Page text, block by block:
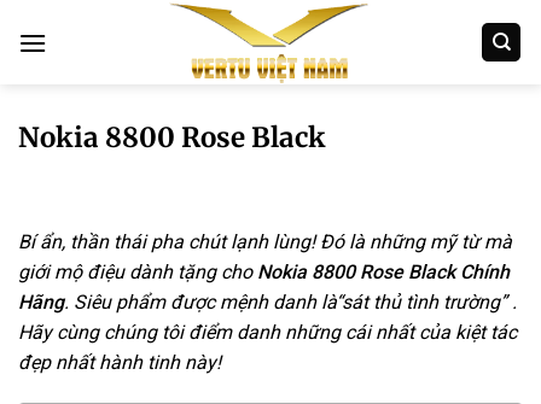
qua
Nokia 8800 Rose Black
Bí ẩn, thần thái pha chút lạnh lùng! Đó là nhữngmỹ từ mà
giới mộ điệu dành tặng cho Nokia 8800 Rose Black Chính
Hãng. Siêu phẩm được mệnh danh là“sát thủ tình trường” .
Hãy cùng chúng tôi điểm danh những cái nhất của kiệt tác
đẹp nhất hành tinh này!